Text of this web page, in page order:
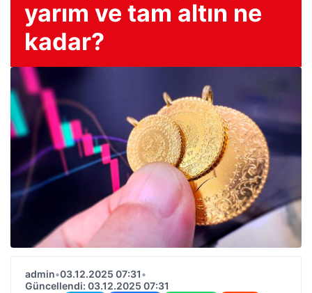
yarım ve tam altın ne
kadar?
admin•03.12.2025 07:31•
Güncellendi: 03.12.2025 07:31